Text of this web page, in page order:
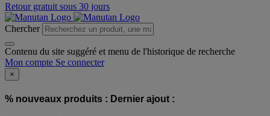
Retour gratuit sous 30 jours
Chercher
Contenu du site suggéré et menu de l'historique de recherche
Mon compte Se connecter
×
% nouveaux produits : Dernier ajout :